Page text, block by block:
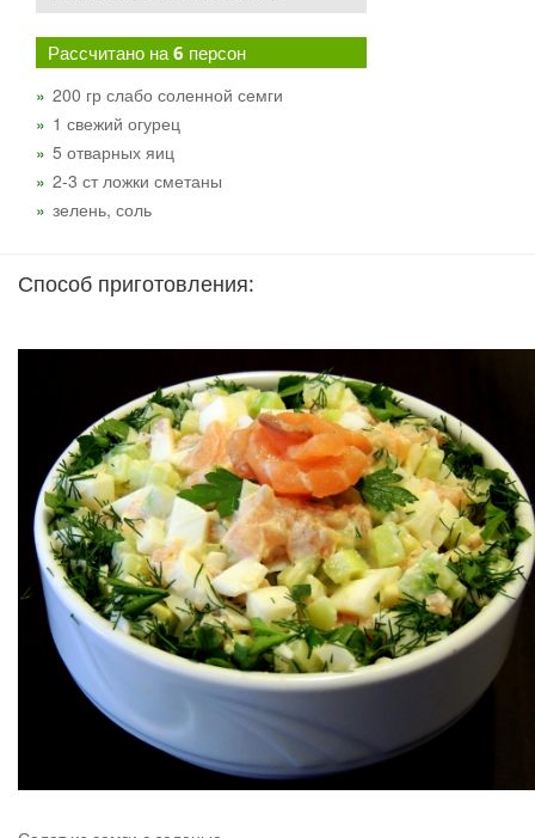
Рассчитано на6 персон
200 гр слабо соленной семги
1 свежий огурец
5 отварных яиц
2-3 ст ложки сметаны
зелень, соль
Способ приготовления: